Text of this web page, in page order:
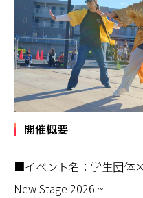
開催概要
■イベント名：学生団体
New Stage 2026 ~